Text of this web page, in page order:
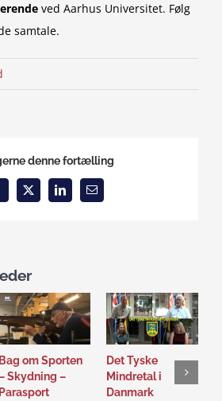
ved Aarhus Universitet. Følg
samtale.
denne fortælling
X LinkedInEmail
Bag om Sporten
Skydning –
Parasport
Det Tyske
Mindretal i
Danmark